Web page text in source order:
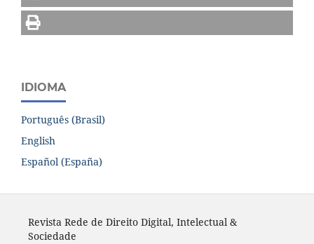
IDIOMA
Português (Brasil)
English
Español (España)
Revista Rede de Direito Digital, Intelectual &
Sociedade